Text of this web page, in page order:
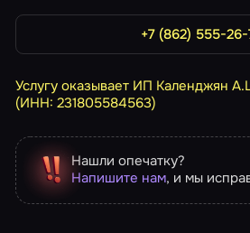
+7 (862) 555-
Услугу оказывает ИП Календжян
(ИНН: 231805584563)
Нашли опечатку?
Напишите нам, и мы